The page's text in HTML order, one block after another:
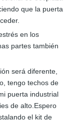
que la puerta
en los
partes también
será diferente,
tengo techos de
puerta industrial
de alto.Espero
el kit de